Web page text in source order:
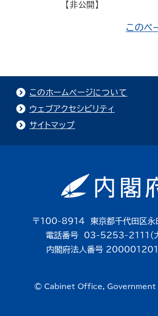
【非公開】
このペ
このホームページについて
ウェブアクセシビリティ
サイトマップ
〒100-8914 東京都千代田区永
電話番号 03-5253-2111（大
内閣府法人番号
© Cabinet Office, Government